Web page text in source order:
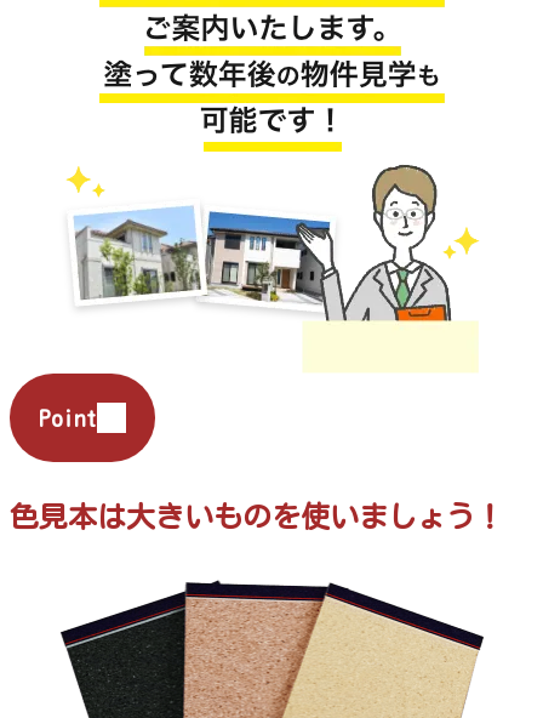
Point
色見本は大きいものを使いましょう！